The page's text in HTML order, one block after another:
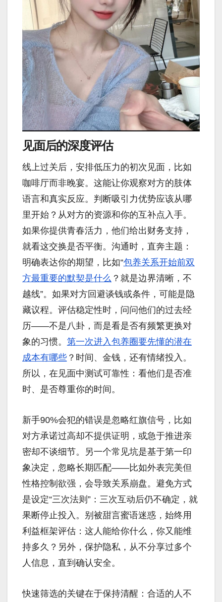
见面后的深度评估
线上过关后，安排低压力的初次见面，比如
咖啡厅而非晚宴。这能让你观察对方的肢体
语言和真实反应。判断吸引力优势应该从哪
里开始？从对方的资源和你的互补点入手。
如果你提供青春活力，他们给出财务支持，
就看这交换是否平衡。沟通时，直奔主题：
明确表达你的期望，比如“包养关系开始前双
方最重要的默契是什么 ？就是边界清晰，不
越线”。如果对方回避谈钱或条件，可能是隐
藏议程。评估稳定性时，问问他们的过去经
历——不是八卦，而是看是否有频繁更换对
象的习惯。 第一次进入包养圈要先懂的潜在
成本有哪些 ？时间、金钱，还有情绪投入。
所以，在见面中测试可靠性：看他们是否准
时、是否尊重你的时间。
新手90%会犯的错误是忽略红旗信号，比如
对方承诺过高却不提供证明，或急于推进亲
密却不谈细节。另一个常见坑是基于第一印
象决定，忽略长期匹配——比如外表完美但
性格控制欲强，会导致关系崩盘。避免方式
是设定“三次法则”：三次互动后仍不确定，就
果断停止投入。别被甜言蜜语迷惑，始终用
利益框架评估：这人能给你什么，你又能维
持多久？另外，保护隐私，从不分享过多个
人信息，直到确认安全。
快速筛选的关键在于保持清醒：合适的人不